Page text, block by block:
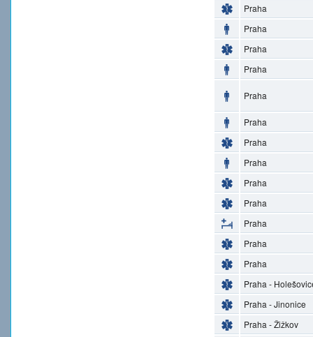
Praha
Praha
Praha
Praha
Praha
Praha
Praha
Praha
Praha
Praha
Praha
Praha
Praha
Praha -
Praha - Jinonice
Praha - Žižkov